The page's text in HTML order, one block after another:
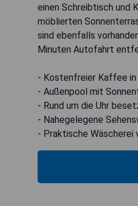
einen Schreibtisch und
möblierten
sind ebenfalls
Minuten Autofahrt
- Kostenfreier Kaffee
- Außenpool mit
- Rund um die Uhr
- Nahegelegene
- Praktische Wäscherei